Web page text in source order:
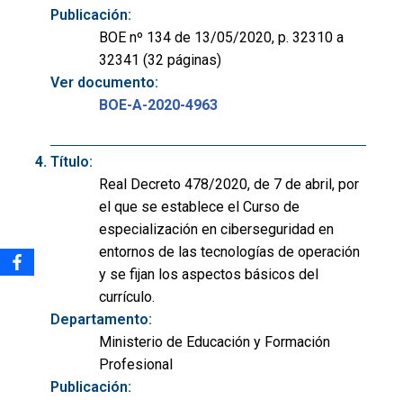
Publicación:
BOE nº 134 de 13/05/2020, p. 32310 a
32341 (32 páginas)
Ver documento:
BOE-A-2020-4963
Título:
Real Decreto 478/2020, de 7 de abril, por
el que se establece el Curso de
especialización en ciberseguridad en
entornos de las tecnologías de operación
y se fijan los aspectos básicos del
currículo.
Departamento:
Ministerio de Educación y Formación
Profesional
Publicación: